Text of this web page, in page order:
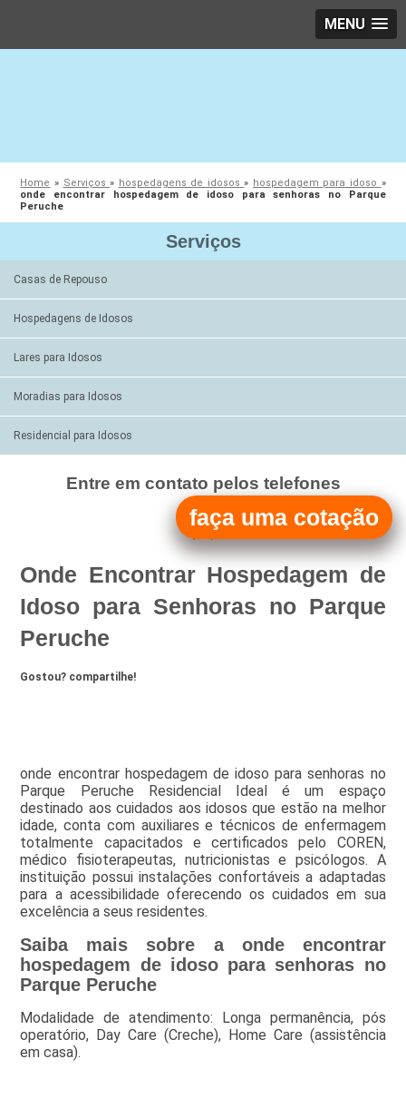
MENU
Home » Serviços» hospedagens de idosos» hospedagem para idoso »
onde encontrar hospedagem de idoso para senhoras no Parque
Peruche
Serviços
Casas de Repouso
Hospedagens de Idosos
Lares para Idosos
Moradias para Idosos
Residencial para Idosos
Entre em contato pelos telefones
(11)
(11)
Onde Encontrar Hospedagem de
Idoso para Senhoras no Parque
Peruche
Gostou? compartilhe!
onde encontrar hospedagem de idoso para senhoras no
Parque Peruche Residencial Ideal é um espaço
destinado aos cuidados aos idosos que estão na melhor
idade, conta com auxiliares e técnicos de enfermagem
totalmente capacitados e certificados pelo COREN,
médico fisioterapeutas, nutricionistas e psicólogos. A
instituição possui instalações confortáveis a adaptadas
para a acessibilidade oferecendo os cuidados em sua
excelência a seus residentes.
Saiba mais sobre a onde encontrar
hospedagem de idoso para senhoras no
Parque Peruche
Modalidade de atendimento: Longa permanência, pós
operatório, Day Care (Creche), Home Care (assistência
em casa).
faça uma cotação